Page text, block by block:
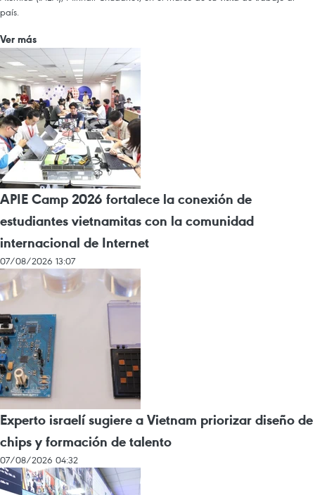
país.
Ver más
APIE Camp 2026 fortalece la conexión de
estudiantes vietnamitas con la comunidad
internacional de Internet
07/08/2026 13:07
Experto israelí sugiere a Vietnam priorizar diseño de
chips y formación de talento
07/08/2026 04:32